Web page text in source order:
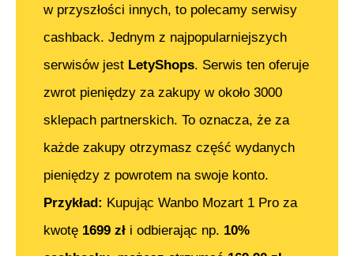
w przyszłości innych, to polecamy serwisy
cashback. Jednym z najpopularniejszych
serwisów jest LetyShops. Serwis ten oferuje
zwrot pieniędzy za zakupy w około 3000
sklepach partnerskich. To oznacza, że za
każde zakupy otrzymasz część wydanych
pieniędzy z powrotem na swoje konto.
Przykład: Kupując Wanbo Mozart 1 Pro za
kwotę 1699 zł i odbierając np. 10%